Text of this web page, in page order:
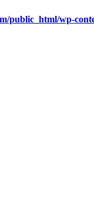
public_html/wp-